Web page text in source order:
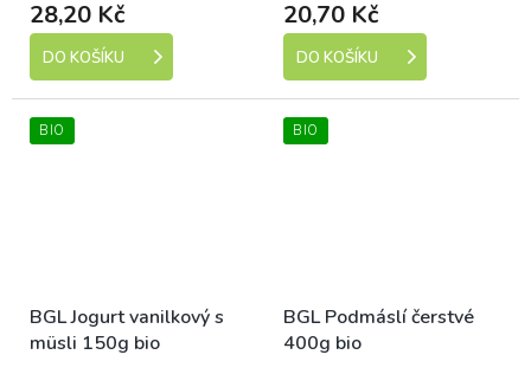
28,20 Kč
DO KOŠÍKU
20,70 Kč
DO KOŠÍKU
BIO
BGL Jogurt vanilkový s
müsli 150g bio
BIO
BGL Podmáslí čerstvé
400g bio